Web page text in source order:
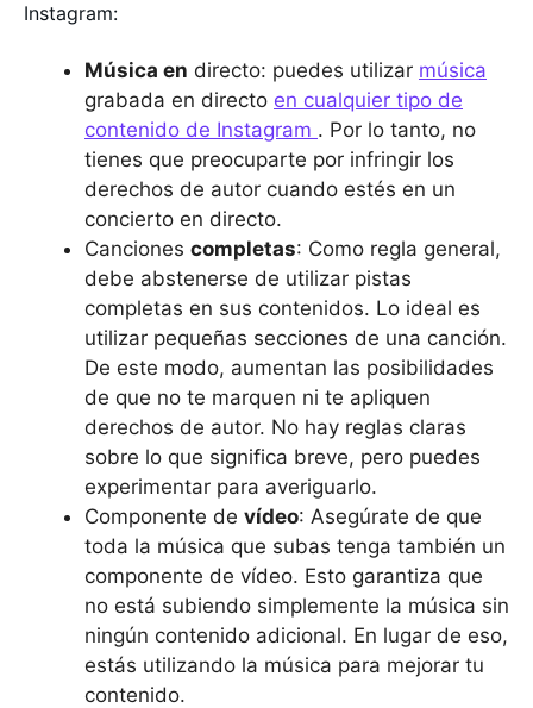
Instagram:
Música en directo: puedes utilizar música
grabada en directo en cualquier tipo de
contenido de Instagram . Por lo tanto, no
tienes que preocuparte por infringir los
derechos de autor cuando estés en un
concierto en directo.
Canciones completas: Como regla general,
debe abstenerse de utilizar pistas
completas en sus contenidos. Lo ideal es
utilizar pequeñas secciones de una canción.
De este modo, aumentan las posibilidades
de que no te marquen ni te apliquen
derechos de autor. No hay reglas claras
sobre lo que significa breve, pero puedes
experimentar para averiguarlo.
Componente de vídeo: Asegúrate de que
toda la música que subas tenga también un
componente de vídeo. Esto garantiza que
no está subiendo simplemente la música sin
ningún contenido adicional. En lugar de eso,
estás utilizando la música para mejorar tu
contenido.